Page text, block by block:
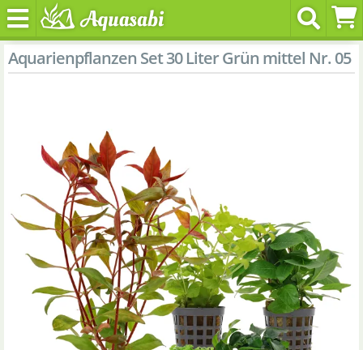
Aquarienpflanzen Set 30 Liter Grün mittel Nr. 05